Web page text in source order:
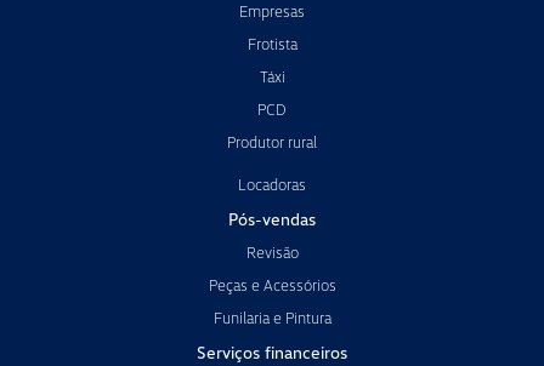
Empresas
Frotista
Táxi
PCD
Produtor rural
Locadoras
Pós-vendas
Revisão
Peças e Acessórios
Funilaria e Pintura
Serviços financeiros